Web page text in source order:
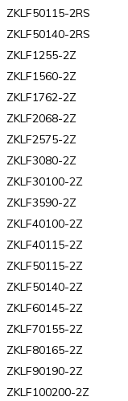
ZKLF50115-2RS
ZKLF50140-2RS
ZKLF1255-2Z
ZKLF1560-2Z
ZKLF1762-2Z
ZKLF2068-2Z
ZKLF2575-2Z
ZKLF3080-2Z
ZKLF30100-2Z
ZKLF3590-2Z
ZKLF40100-2Z
ZKLF40115-2Z
ZKLF50115-2Z
ZKLF50140-2Z
ZKLF60145-2Z
ZKLF70155-2Z
ZKLF80165-2Z
ZKLF90190-2Z
ZKLF100200-2Z